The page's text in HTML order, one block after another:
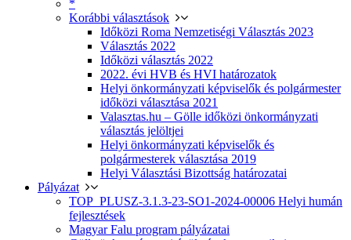
*
Korábbi választások
Időközi Roma Nemzetiségi Választás 2023
Választás 2022
Időközi választás 2022
2022. évi HVB és HVI határozatok
Helyi önkormányzati képviselők és polgármester
időközi választása 2021
Valasztas.hu – Gölle időközi önkormányzati
választás jelöltjei
Helyi önkormányzati képviselők és
polgármesterek választása 2019
Helyi Választási Bizottság határozatai
Pályázat
TOP_PLUSZ-3.1.3-23-SO1-2024-00006 Helyi humán
fejlesztések
Magyar Falu program pályázatai